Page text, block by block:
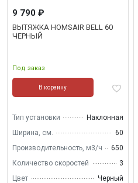
ВЫТЯЖКА HOMSAIR BELL 60
ЧЕРНЫЙ
Под заказ
9 790 ₽
В корзину
Тип установки
Наклонная
Ширина, см.
60
Производительность, м3/ч
650
Количество скоростей
3
Цвет
Черный